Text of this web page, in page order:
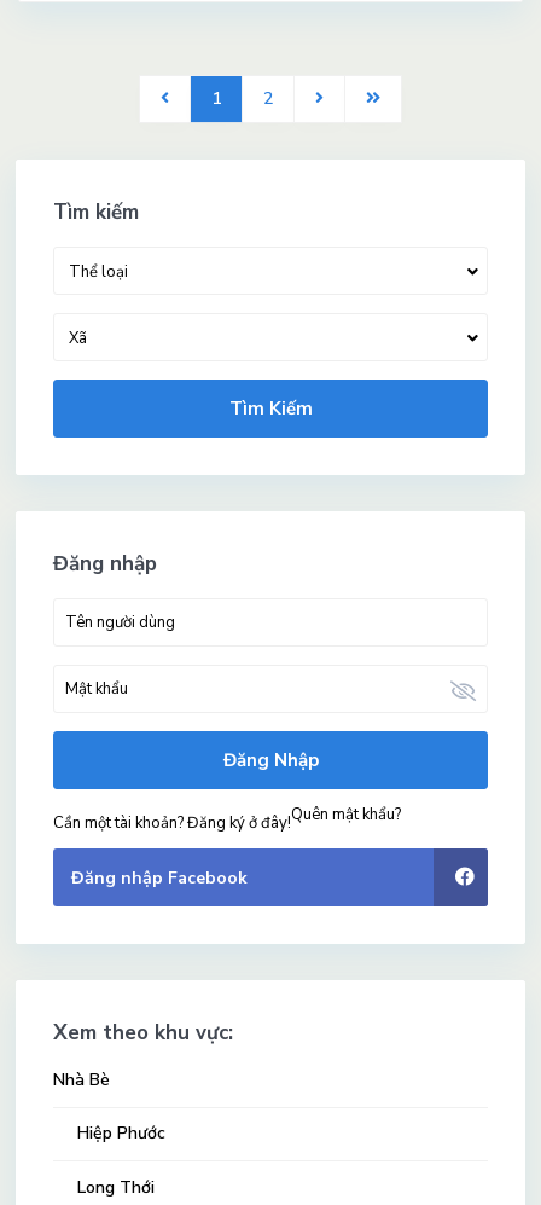
1 2
Tìm kiếm
Thể loại
Xã
Tìm Kiếm
Đăng nhập
Đăng Nhập
Cần một tài khoản? Đăng ký ở đây!Quên mật khẩu?
Đăng nhập Facebook
Xem theo khu vực:
Nhà Bè
Hiệp Phước
Long Thới